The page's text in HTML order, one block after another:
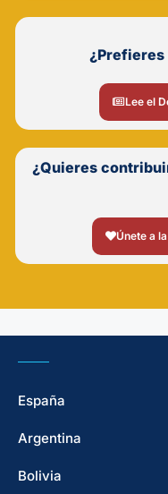
Lee el
¿Quieres
Únete a
España
Argentina
Bolivia